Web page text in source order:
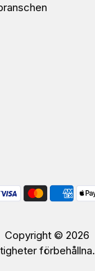
Copyright © 2026
förbehållna.